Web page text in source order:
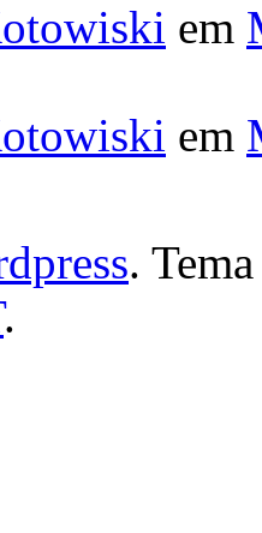
em
em
.
.